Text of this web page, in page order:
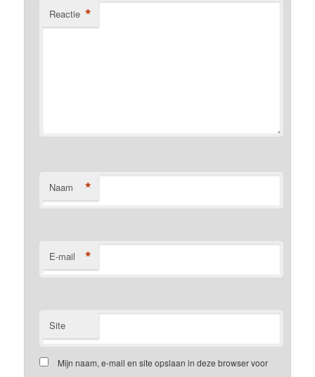
Reactie *
Naam *
E-mail *
Site
Mijn naam, e-mail en site opslaan in deze browser voor